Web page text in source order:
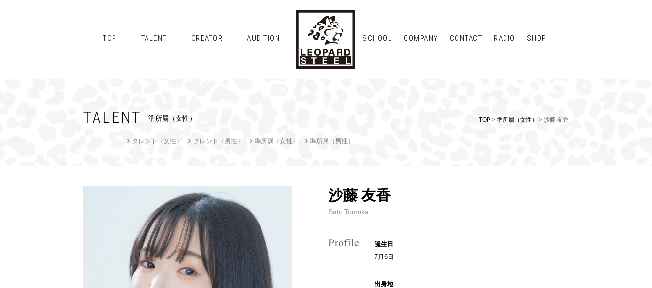
TOP TALENT CREATOR AUDITION SCHOOL COMPANY CONTACT RADIO SHOP
TALENT 準所属（女性） TOP > 準所属（女性） > 沙藤 友香
タレント（女性） タレント（男性） 準所属（女性） 準所属（男性）
沙藤 友香
Sato Tomoka
誕生日
7月6日
出身地